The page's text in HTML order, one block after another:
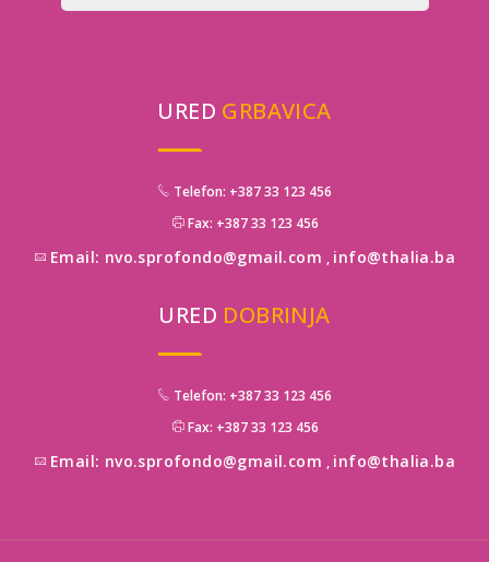
URED GRBAVICA
Telefon: +387 33 123 456
Fax: +387 33 123 456
Email: nvo.sprofondo@gmail.com , info@thalia.ba
URED DOBRINJA
Telefon: +387 33 123 456
Fax: +387 33 123 456
Email: nvo.sprofondo@gmail.com , info@thalia.ba